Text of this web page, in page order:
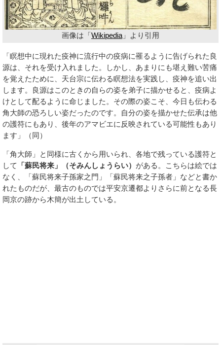
画像は「Wikipedia 」より引用
「瞑想中に現れた疫神に流行中の疫病に罹るように告げられた良
源は、それを受け入れました。しかし、あまりにも堪え難い苦痛
を覚えたために、天台宗に伝わる瞑想法を実践し、疫神を追い出
します。良源はこのときの自らの姿を弟子に描かせると、疫病よ
けとして配るように命じました。その際の姿こそ、今日も伝わる
角大師の恐ろしい姿だったのです。自分の姿を描かせた伝承は他
の護符にもあり、後年のアマビエに反映されている可能性もあり
ます」（同）
「角大師」と同様に古くから用いられ、各地で残っている護符と
して
「蘇民将来」（そみんしょうらい） がある。こちらは絵では
なく、「蘇民将来子孫家之門」「蘇民将来之子孫者」などと書か
れたものだが、最古のものでは平安京遷都よりさらに前となる長
岡京の跡から木簡が出土している。